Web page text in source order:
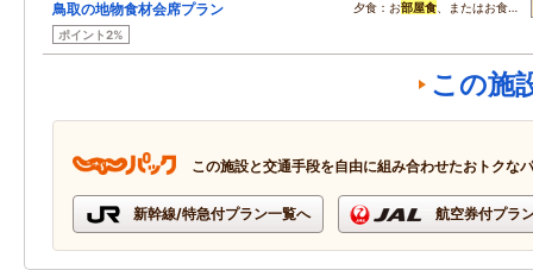
鳥取の地物食材会席プラン
ポイント2%
夕食：お部屋食 、またはお食…
この施
この施設と交通手段を自由に組み合わせたおトクな
新幹線/特急付プラン一覧へ 航空券付プラ